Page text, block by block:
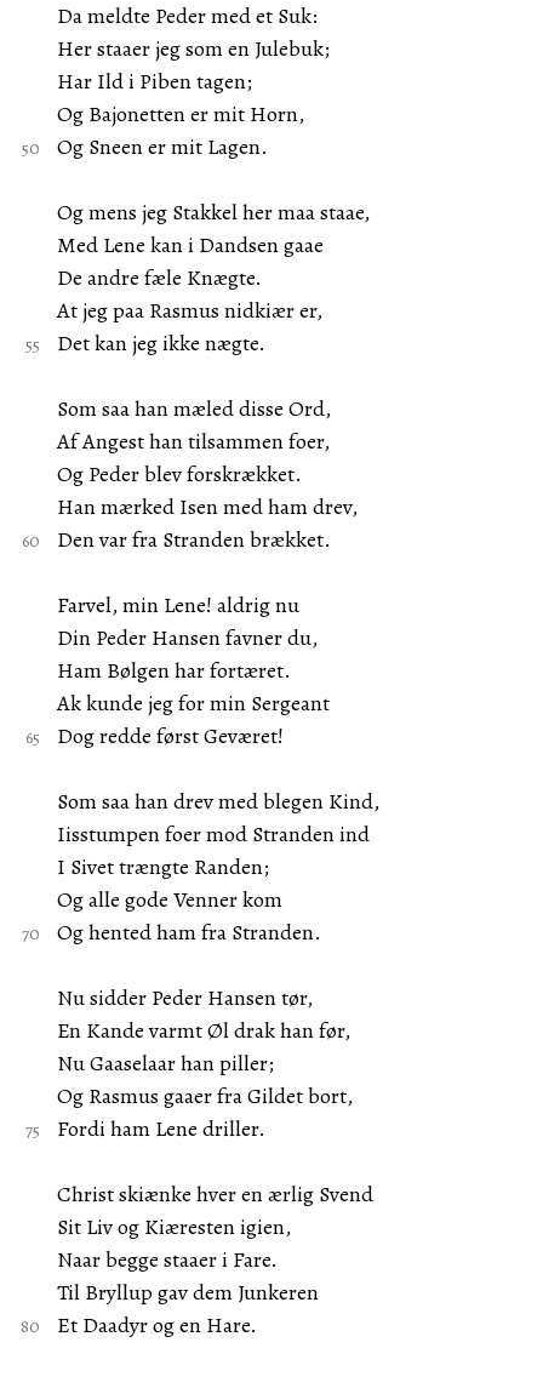
Da meldte Peder med et Suk:
Her staaer jeg som en Julebuk;
Har Ild i Piben tagen;
Og Bajonetten er mit Horn,
Og Sneen er mit Lagen.
Og mens jeg Stakkel her maa staae,
Med Lene kan i Dandsen gaae
De andre fæle Knægte.
At jeg paa Rasmus nidkiær er,
Det kan jeg ikke nægte.
Som saa han mæled disse Ord,
Af Angest han tilsammen foer,
Og Peder blev forskrækket.
Han mærked Isen med ham drev,
Den var fra Stranden brækket.
Farvel, min Lene! aldrig nu
Din Peder Hansen favner du,
Ham Bølgen har fortæret.
Ak kunde jeg for min Sergeant
Dog redde først Geværet!
Som saa han drev med blegen Kind,
Iisstumpen foer mod Stranden ind
I Sivet trængte Randen;
Og alle gode Venner kom
Og hented ham fra Stranden.
Nu sidder Peder Hansen tør,
En Kande varmt Øl drak han før,
Nu Gaaselaar han piller;
Og Rasmus gaaer fra Gildet bort,
Fordi ham Lene driller.
Christ skiænke hver en ærlig Svend
Sit Liv og Kiæresten igien,
Naar begge staaer i Fare.
Til Bryllup gav dem Junkeren
Et Daadyr og en Hare.